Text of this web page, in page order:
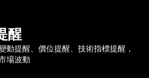
醒
動提醒、價位提醒、技術指標提醒，
場波動